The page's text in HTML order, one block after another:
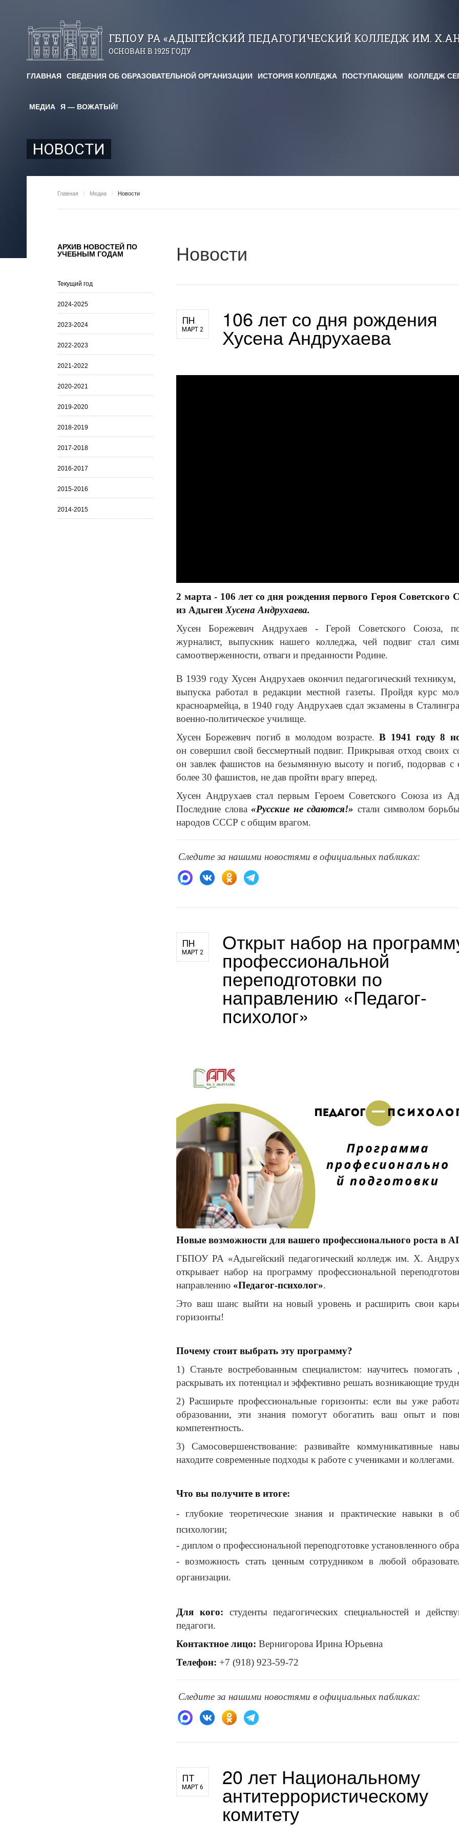
ГБПОУ РА «АДЫГЕЙСКИЙ ПЕДАГОГИЧЕСКИЙ КОЛЛЕДЖ ИМ.
ОСНОВАН В 1925 ГОДУ
ГЛАВНАЯ СВЕДЕНИЯ ОБ ОБРАЗОВАТЕЛЬНОЙ ОРГАНИЗАЦИИ ИСТОРИЯ КОЛЛЕДЖА ПОСТУПАЮЩИМ КОЛЛЕДЖ
МЕДИА Я — ВОЖАТЫЙ!
НОВОСТИ
Главная / Медиа / Новости
Новости
ПН
МАРТ 2 106 лет со дня рождения
Хусена Андрухаева
2 марта - 106 лет со дня рождения первого Героя Советского
из Адыгеи Хусена Андрухаева.
Хусен Борежевич Андрухаев - Герой Советского Союза,
журналист, выпускник нашего колледжа, чей подвиг стал
самоотверженности, отваги и преданности Родине.
В 1939 году Хусен Андрухаев окончил педагогический техникум,
выпуска работал в редакции местной газеты. Пройдя курс
красноармейца, в 1940 году Андрухаев сдал экзамены в
военно-политическое училище.
Хусен Борежевич погиб в молодом возрасте.В 1941 году 8
он совершил свой бессмертный подвиг. Прикрывая отход своих
он завлек фашистов на безымянную высоту и погиб, подорвав с
более 30 фашистов, не дав пройти врагу вперед.
Хусен Андрухаев стал первым Героем Советского Союза из
Последние слова«Русские не сдаются!»стали символом
народов СССР с общим врагом.
Следите за нашими новостями в официальных пабликах:
ПН
МАРТ 2 Открыт набор на
профессиональной
переподготовки по
направлению «Педагог-
психолог»
Новые возможности для вашего профессионального роста в
ГБПОУ РА «Адыгейский педагогический колледж им. Х.
открывает набор на программу профессиональной
направлению «Педагог-психолог».
Это ваш шанс выйти на новый уровень и расширить свои
горизонты!
Почему стоит выбрать эту программу?
1) Станьте востребованным специалистом: научитесь помогать
раскрывать их потенциал и эффективно решать возникающие
2) Расширьте профессиональные горизонты: если вы уже
образовании, эти знания помогут обогатить ваш опыт и
компетентность.
3) Самосовершенствование: развивайте коммуникативные
находите современные подходы к работе с учениками и коллегами.
Что вы получите в итоге:
- глубокие теоретические знания и практические навыки в
психологии;
- диплом о профессиональной переподготовке установленного
- возможность стать ценным сотрудником в любой
организации.
Для кого: студенты педагогических специальностей и
педагоги.
Контактное лицо: Вернигорова Ирина Юрьевна
Телефон: +7 (918) 923-59-72
Следите за нашими новостями в официальных пабликах:
ПТ
МАРТ 6 20 лет Национальному
антитеррористическому
комитету
АРХИВ НОВОСТЕЙ ПО
УЧЕБНЫМ ГОДАМ
Текущий год
2024-2025
2023-2024
2022-2023
2021-2022
2020-2021
2019-2020
2018-2019
2017-2018
2016-2017
2015-2016
2014-2015